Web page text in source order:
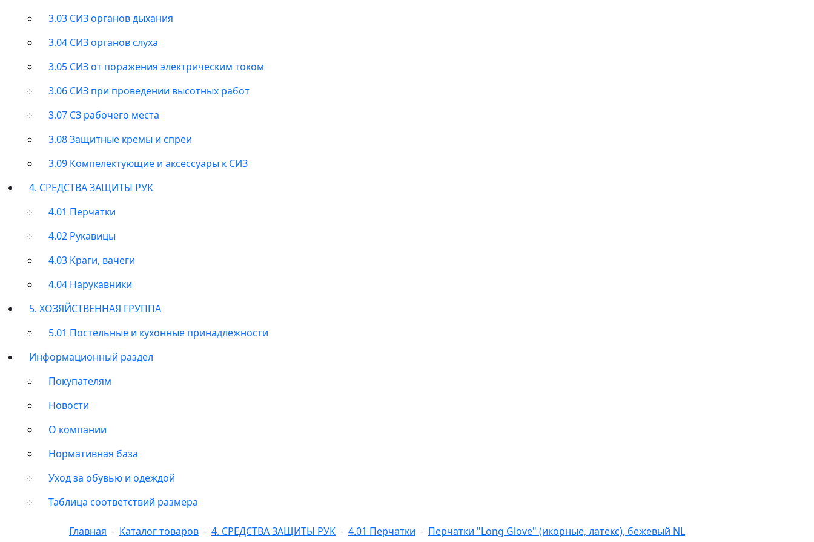
3.03 СИЗ органов дыхания
3.04 СИЗ органов слуха
3.05 СИЗ от поражения электрическим током
3.06 СИЗ при проведении высотных работ
3.07 СЗ рабочего места
3.08 Защитные кремы и спреи
3.09 Компелектующие и аксессуары к СИЗ
4. СРЕДСТВА ЗАЩИТЫ РУК
4.01 Перчатки
4.02 Рукавицы
4.03 Краги, вачеги
4.04 Нарукавники
5. ХОЗЯЙСТВЕННАЯ ГРУППА
5.01 Постельные и кухонные принадлежности
Информационный раздел
Покупателям
Новости
О компании
Нормативная база
Уход за обувью и одеждой
Таблица соответствий размера
Главная Каталог товаров 4. СРЕДСТВА ЗАЩИТЫ РУК 4.01 Перчатки Перчатки "Long Glove" (икорные, латекс), бежевый NL